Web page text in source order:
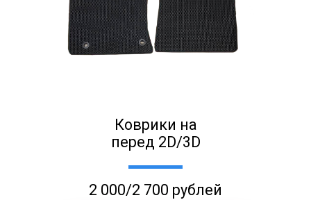
Коврики на
перед 2D/3D
2 000/2 700 рублей